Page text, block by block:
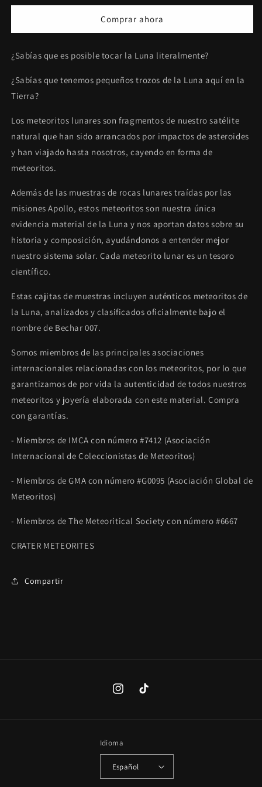
LUNAComprar ahora
¿Sabías que es posible tocar la Luna literalmente?
¿Sabías que tenemos pequeños trozos de la Luna aquí en la
Tierra?
Los meteoritos lunares son fragmentos de nuestro satélite
natural que han sido arrancados por impactos de asteroides
y han viajado hasta nosotros, cayendo en forma de
meteoritos.
Además de las muestras de rocas lunares traídas por las
misiones Apollo, estos meteoritos son nuestra única
evidencia material de la Luna y nos aportan datos sobre su
historia y composición, ayudándonos a entender mejor
nuestro sistema solar. Cada meteorito lunar es un tesoro
científico.
Estas cajitas de muestras incluyen auténticos meteoritos de
la Luna, analizados y clasificados oficialmente bajo el
nombre de Bechar 007.
Somos miembros de las principales asociaciones
internacionales relacionadas con los meteoritos, por lo que
garantizamos de por vida la autenticidad de todos nuestros
meteoritos y joyería elaborada con este material. Compra
con garantías.
- Miembros de IMCA con número #7412 (Asociación
Internacional de Coleccionistas de Meteoritos)
- Miembros de GMA con número #G0095 (Asociación Global de
Meteoritos)
- Miembros de The Meteoritical Society con número #6667
CRATER METEORITES
Compartir
InstagramTikTok
Idioma
Español